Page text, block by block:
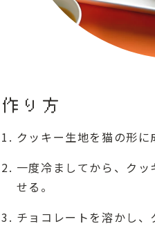
作り方
クッキー生地を猫の形に
一度冷ましてから、ク
せる。
チョコレートを溶かし